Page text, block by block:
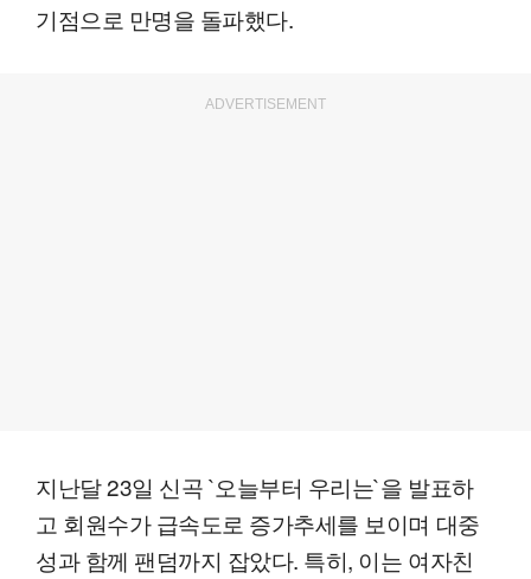
기점으로 만명을 돌파했다.
ADVERTISEMENT
지난달 23일 신곡 `오늘부터 우리는`을 발표하
고 회원수가 급속도로 증가추세를 보이며 대중
성과 함께 팬덤까지 잡았다. 특히, 이는 여자친